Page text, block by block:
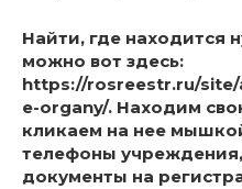
Найти, где находится
можно вот здесь:
https://rosreestr.ru/
e-organy/. Находим
кликаем на нее
телефоны
документы на